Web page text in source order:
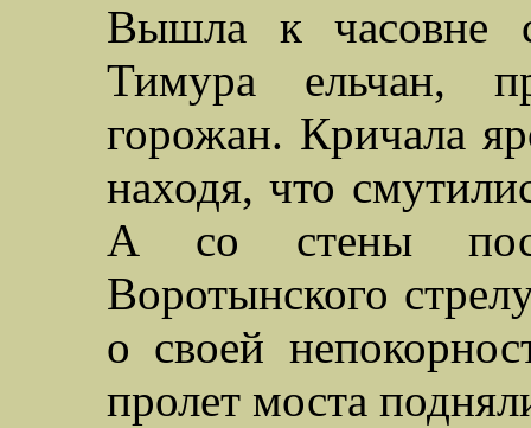
Вышла к часовне
Тимура ельчан,
горожан. Кричала
находя, что
А со стены
Воротынского
о своей
пролет моста